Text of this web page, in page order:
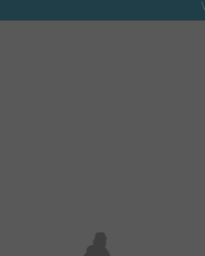
VOTRE CADEAU